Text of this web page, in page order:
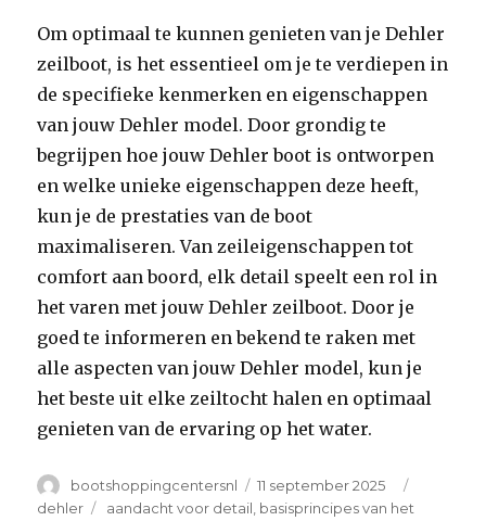
Om optimaal te kunnen genieten van je Dehler
zeilboot, is het essentieel om je te verdiepen in
de specifieke kenmerken en eigenschappen
van jouw Dehler model. Door grondig te
begrijpen hoe jouw Dehler boot is ontworpen
en welke unieke eigenschappen deze heeft,
kun je de prestaties van de boot
maximaliseren. Van zeileigenschappen tot
comfort aan boord, elk detail speelt een rol in
het varen met jouw Dehler zeilboot. Door je
goed te informeren en bekend te raken met
alle aspecten van jouw Dehler model, kun je
het beste uit elke zeiltocht halen en optimaal
genieten van de ervaring op het water.
Author
bootshoppingcentersnl
Posted
on
11 september 2025
dehler
Tags
aandacht voor detail basisprincipes van het